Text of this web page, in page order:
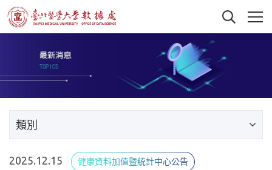
類別
2025.12.15 健康資料加值暨統計中心公告